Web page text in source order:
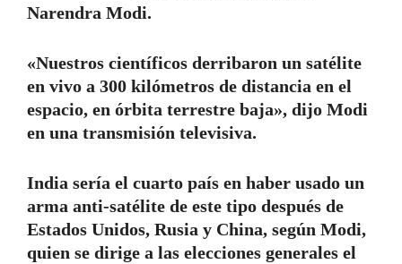
Narendra Modi.
«Nuestros científicos derribaron un satélite
en vivo a 300 kilómetros de distancia en el
espacio, en órbita terrestre baja», dijo Modi
en una transmisión televisiva.
India sería el cuarto país en haber usado un
arma anti-satélite de este tipo después de
Estados Unidos, Rusia y China, según Modi,
quien se dirige a las elecciones generales el